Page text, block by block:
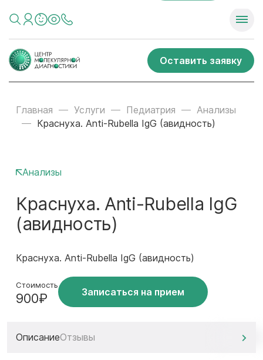
Оставить заявку
Главная Услуги Педиатрия
Анализы
Краснуха. Anti-Rubella IgG (авидность)
Анализы
Краснуха. Anti-Rubella IgG
(авидность)
Краснуха. Anti-Rubella IgG (авидность)
Стоимость
900₽ Записаться на прием
ОписаниеОтзывы